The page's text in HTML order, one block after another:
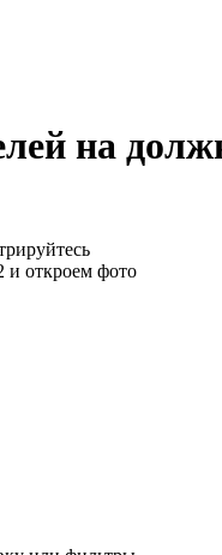
на
и откроем фото